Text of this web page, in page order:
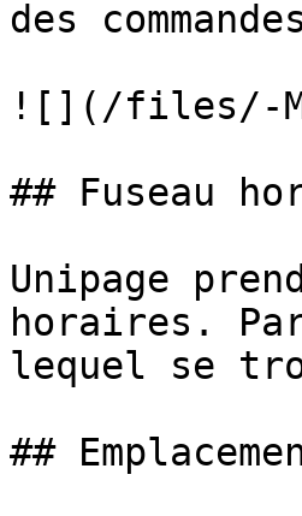
des
![](/files/-
## Fuseau
Unipage
horaires.
lequel se
##